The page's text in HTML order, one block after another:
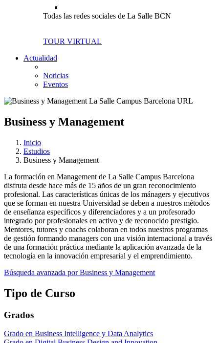
Todas las redes sociales de La Salle BCN
TOUR VIRTUAL
Actualidad
Noticias
Eventos
Business y Management
Inicio
Estudios
Business y Management
La formación en Management de La Salle Campus Barcelona
disfruta desde hace más de 15 años de un gran reconocimiento
profesional. Las características únicas de los mánagers y ejecutivos
que se forman en nuestra Universidad se deben a nuestros métodos
de enseñanza específicos y diferenciadores y a un profesorado
integrado por profesionales en activo y de reconocido prestigio.
Mentores, tutores y coachs colaboran en todos nuestros programas
de gestión formando managers con una visión internacional a través
de una formación práctica mediante la aplicación avanzada de la
tecnología en la innovación empresarial y el emprendimiento.
Búsqueda avanzada por Business y Management
Tipo de Curso
Grados
Grado en Business Intelligence y Data Analytics